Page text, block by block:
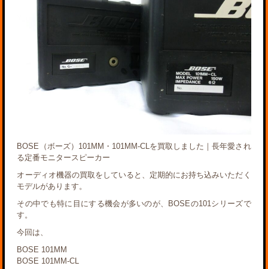
BOSE（ボーズ）101MM・101MM-CLを買取しました｜長年愛され
る定番モニタースピーカー
オーディオ機器の買取をしていると、定期的にお持ち込みいただく
モデルがあります。
その中でも特に目にする機会が多いのが、BOSEの101シリーズで
す。
今回は、
BOSE 101MM
BOSE 101MM-CL